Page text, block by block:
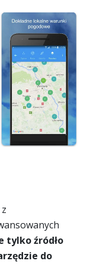
tylko źródło
do